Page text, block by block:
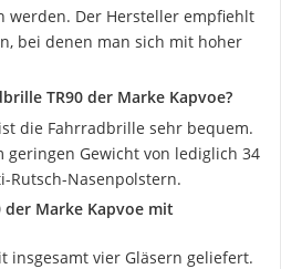
werden. Der Hersteller empfiehlt
bei denen man sich mit hoher
TR90 der Marke Kapvoe?
die Fahrradbrille sehr bequem.
Gewicht von lediglich 34
Rutsch-Nasenpolstern.
der Marke Kapvoe mit
insgesamt vier Gläsern geliefert.